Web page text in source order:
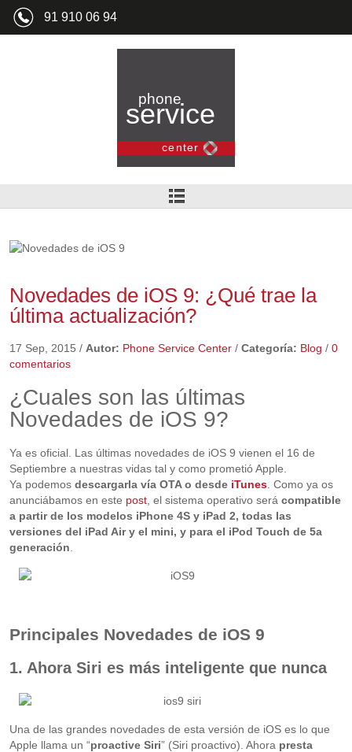
91 910 06 94
Novedades de iOS 9: ¿Qué trae la
última actualización?
17 Sep, 2015 / Autor: Phone Service Center/ Categoría: Blog / 0
comentarios
¿Cuales son las últimas
Novedades de iOS 9?
Ya es oficial. Las últimas novedades de iOS 9 vienen el 16 de
Septiembre a nuestras vidas tal y como prometió Apple.
Ya podemosdescargarla vía OTA o desde iTunes. Como ya os
anunciábamos en este post, el sistema operativo será compatible
a partir de los modelos iPhone 4S y iPad 2, todas las
versiones del iPad Air y el mini, y para el iPod Touch de 5a
generación.
Principales Novedades de iOS 9
1. Ahora Siri es más inteligente que nunca
Una de las grandes novedades de esta versión de iOS es lo que
Apple llama un “proactive Siri” (Siri proactivo). Ahora presta